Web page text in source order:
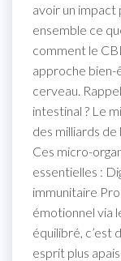
avoir un
ensemble ce
comment le
approche bien-
cerveau.
intestinal ? Le
des milliards
Ces micro-
essentielles :
immunitaire
émotionnel via
équilibré, c’est
esprit plus